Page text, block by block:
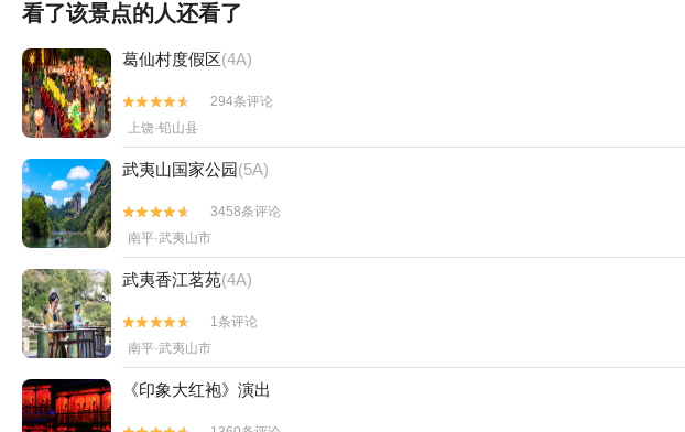
看了该景点的人还看了
葛仙村度假区(4A)


294条评论
上饶·铅山县
武夷山国家公园(5A)


3458条评论
南平·武夷山市
武夷香江茗苑(4A)


1条评论
南平·武夷山市
《印象大红袍》演出